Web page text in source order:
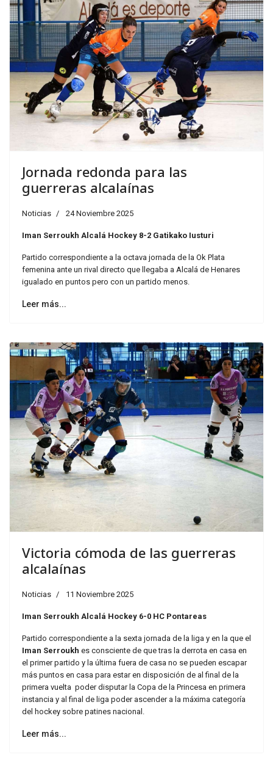
Jornada redonda para las
guerreras alcalaínas
Noticias 24 Noviembre 2025
Iman Serroukh Alcalá Hockey 8-2 Gatikako Iusturi
Partido correspondiente a la octava jornada de la Ok Plata
femenina ante un rival directo que llegaba a Alcalá de Henares
igualado en puntos pero con un partido menos.
Leer más...
Victoria cómoda de las guerreras
alcalaínas
Noticias 11 Noviembre 2025
Iman Serroukh Alcalá Hockey 6-0 HC Pontareas
Partido correspondiente a la sexta jornada de la liga y en la que el
Iman Serroukh es consciente de que tras la derrota en casa en
el primer partido y la última fuera de casa no se pueden escapar
más puntos en casa para estar en disposición de al final de la
primera vuelta poder disputar la Copa de la Princesa en primera
instancia y al final de liga poder ascender a la máxima categoría
del hockey sobre patines nacional.
Leer más...